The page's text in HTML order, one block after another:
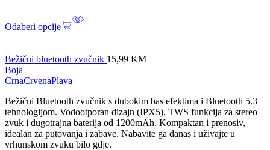
Odaberi opcije
Bežični bluetooth zvučnik 15,99 KM
Boja
CrnaCrvenaPlava
Bežični Bluetooth zvučnik s dubokim bas efektima i Bluetooth 5.3
tehnologijom. Vodootporan dizajn (IPX5), TWS funkcija za stereo
zvuk i dugotrajna baterija od 1200mAh. Kompaktan i prenosiv,
idealan za putovanja i zabave. Nabavite ga danas i uživajte u
vrhunskom zvuku bilo gdje.